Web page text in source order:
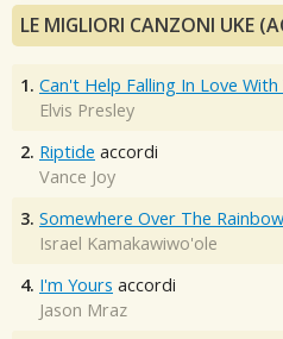
LE MIGLIORI CANZONI UKE
1. Can't Help Falling In Love With
Elvis Presley
2. Riptide accordi
Vance Joy
3. Somewhere Over The Rainbow
Israel Kamakawiwo'ole
4. I'm Yours accordi
Jason Mraz